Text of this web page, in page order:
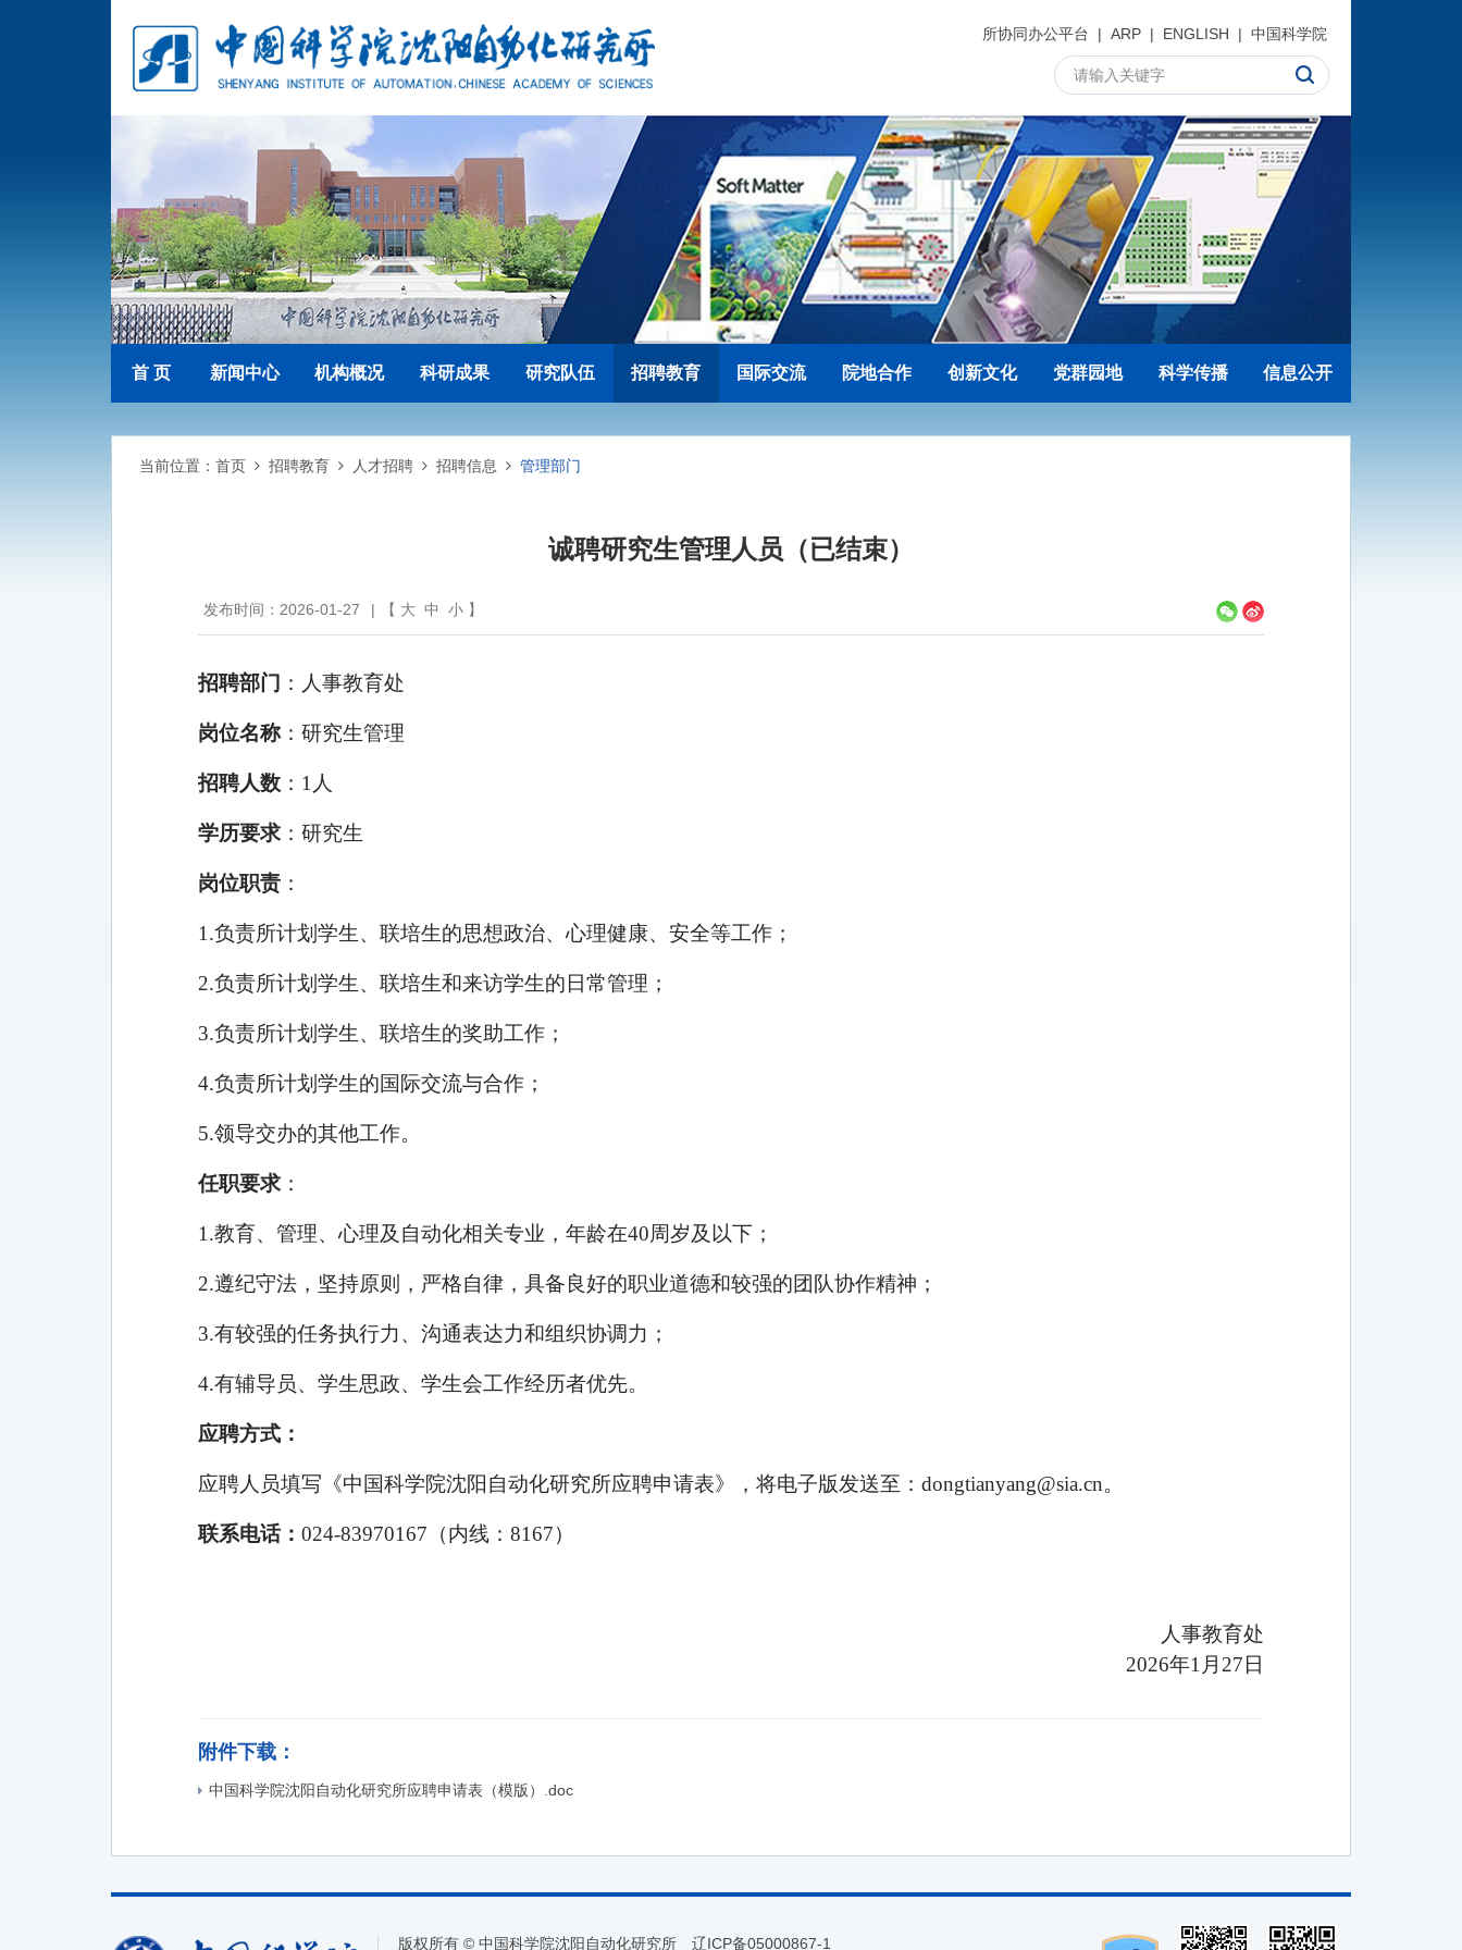
所协同办公平台 | ARP | ENGLISH | 中国科学院
首 页 新闻中心 机构概况 科研成果 研究队伍 招聘教育 国际交流 院地合作 创新文化 党群园地 科学传播 信息公开
当前位置： 首页 招聘教育 人才招聘 招聘信息 管理部门
诚聘研究生管理人员（已结束）
发布时间：2026-01-27 | 【 大 中 小 】
招聘部门 ：人事教育处
岗位名称：研究生管理
招聘人数 ：1人
学历要求 ：研究生
岗位职责 ：
1.负责所计划学生、联培生的思想政治、心理健康、安全等工作；
2.负责所计划学生、联培生和来访学生的日常管理；
3.负责所计划学生、联培生的奖助工作；
4.负责所计划学生的国际交流与合作；
5.领导交办的其他工作。
任职要求 ：
1.教育、管理、心理及自动化相关专业，年龄在40周岁及以下；
2.遵纪守法，坚持原则，严格自律，具备良好的职业道德和较强的团队协作精神；
3.有较强的任务执行力、沟通表达力和组织协调力；
4.有辅导员、学生思政、学生会工作经历者优先。
应聘方式：
应聘人员填写《中国科学院沈阳自动化研究所应聘申请表》，将电子版发送至：dongtianyang@sia.cn。
联系电话： 024-83970167（内线：8167）
人事教育处
2026年1月27日
附件下载：
中国科学院沈阳自动化研究所应聘申请表（模版）.doc
版权所有 © 中国科学院沈阳自动化研究所 辽ICP备05000867-1